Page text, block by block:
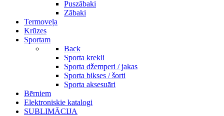
Puszābaki
Zābaki
Termoveļa
Krūzes
Sportam
Back
Sporta krekli
Sporta džemperi / jakas
Sporta bikses / šorti
Sporta aksesuāri
Bērniem
Elektroniskie katalogi
SUBLIMĀCIJA